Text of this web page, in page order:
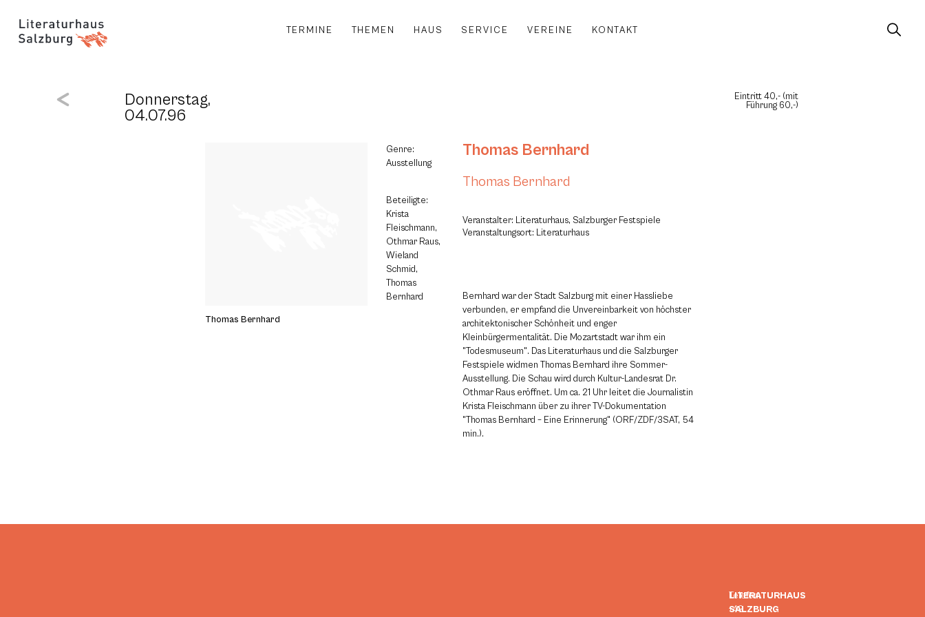
TERMINE THEMEN HAUS SERVICE VEREINE KONTAKT
Donnerstag,
04.07.96
Eintritt 40,- (mit
Führung 60,-)
Thomas Bernhard
Genre:
Ausstellung
Beteiligte:
Krista
Fleischmann,
Othmar Raus,
Wieland
Schmid,
Thomas
Bernhard
Thomas Bernhard
Thomas Bernhard
Veranstalter: Literaturhaus, Salzburger Festspiele
Veranstaltungsort: Literaturhaus
Bernhard war der Stadt Salzburg mit einer Hassliebe
verbunden, er empfand die Unvereinbarkeit von höchster
architektonischer Schönheit und enger
Kleinbürgermentalität. Die Mozartstadt war ihm ein
"Todesmuseum". Das Literaturhaus und die Salzburger
Festspiele widmen Thomas Bernhard ihre Sommer-
Ausstellung. Die Schau wird durch Kultur-Landesrat Dr.
Othmar Raus eröffnet. Um ca. 21 Uhr leitet die Journalistin
Krista Fleischmann über zu ihrer TV-Dokumentation
"Thomas Bernhard – Eine Erinnerung" (ORF/ZDF/3SAT, 54
min.).
LITERATURHAUS
SALZBURG
Telefon:
+43